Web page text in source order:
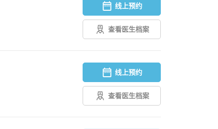
线上预约
查看医生档案
线上预约
查看医生档案